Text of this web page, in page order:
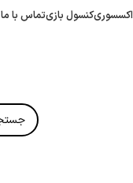
اکسسوریکنسول بازیتماس با ما